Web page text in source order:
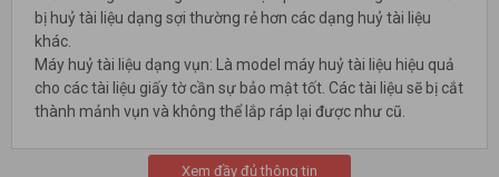
bị huỷ tài liệu dạng sợi thường rẻ hơn các dạng huỷ tài liệu
khác.
Máy huỷ tài liệu dạng vụn: Là model máy huỷ tài liệu hiệu quả
cho các tài liệu giấy tờ cần sự bảo mật tốt. Các tài liệu sẽ bị cắt
thành mảnh vụn và không thể lắp ráp lại được như cũ.
Xem đầy đủ thông tin